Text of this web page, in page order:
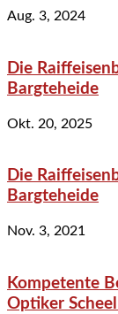
Aug. 3, 2024
Die
Bargteheide
Okt. 20, 2025
Die
Bargteheide
Nov. 3, 2021
Kompetente
Optiker